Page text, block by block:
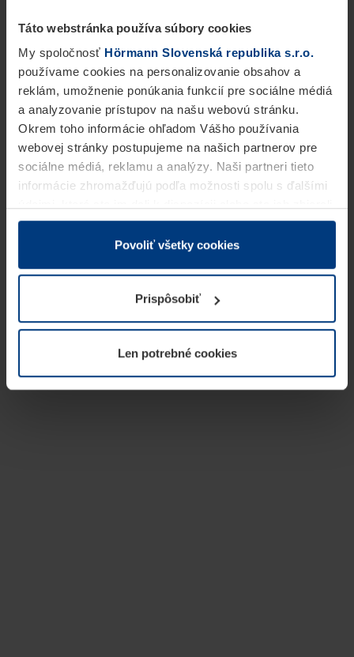
Táto webstránka používa súbory cookies
My spoločnosť Hörmann Slovenská republika s.r.o.
používame cookies na personalizovanie obsahov a
reklám, umožnenie ponúkania funkcií pre sociálne médiá
a analyzovanie prístupov na našu webovú stránku.
Okrem toho informácie ohľadom Vášho používania
webovej stránky postupujeme na našich partnerov pre
sociálne médiá, reklamu a analýzy. Naši partneri tieto
informácie zhromažďujú podľa možnosti spolu s ďalšími
v rámci Vášho využívania služieb.
Z právneho hľadiska môžeme cookies ukladať na Vašom
prevádzku tejto stránky. Pre všetky ostatné typy cookie
potrebujeme Vaše povolenie. Vaše povolenie môžete
kedykoľvek zmeniť alebo odvolať vo vysvetlení cookie
našej webovej stránky.
Povoliť všetky cookies
Prispôsobiť
Len potrebné cookies